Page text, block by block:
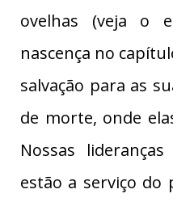
ovelhas (veja o
nascença no
salvação para as
de morte, onde
Nossas
estão a serviço do